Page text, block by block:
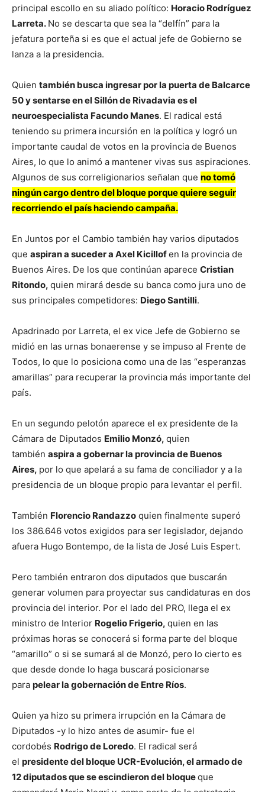
principal escollo en su aliado político: Horacio Rodríguez
Larreta. No se descarta que sea la “delfín” para la
jefatura porteña si es que el actual jefe de Gobierno se
lanza a la presidencia.
Quien también busca ingresar por la puerta de Balcarce
50 y sentarse en el Sillón de Rivadavia es el
neuroespecialista Facundo Manes. El radical está
teniendo su primera incursión en la política y logró un
importante caudal de votos en la provincia de Buenos
Aires, lo que lo animó a mantener vivas sus aspiraciones.
Algunos de sus correligionarios señalan que no tomó
ningún cargo dentro del bloque porque quiere seguir
recorriendo el país haciendo campaña.
En Juntos por el Cambio también hay varios diputados
que aspiran a suceder a Axel Kicillofen la provincia de
Buenos Aires. De los que continúan aparece Cristian
Ritondo, quien mirará desde su banca como jura uno de
sus principales competidores: Diego Santilli.
Apadrinado por Larreta, el ex vice Jefe de Gobierno se
midió en las urnas bonaerense y se impuso al Frente de
Todos, lo que lo posiciona como una de las “esperanzas
amarillas” para recuperar la provincia más importante del
país.
En un segundo pelotón aparece el ex presidente de la
Cámara de Diputados Emilio Monzó, quien
también aspira a gobernar la provincia de Buenos
Aires, por lo que apelará a su fama de conciliador y a la
presidencia de un bloque propio para levantar el perfil.
También Florencio Randazzo quien finalmente superó
los 386.646 votos exigidos para ser legislador, dejando
afuera Hugo Bontempo, de la lista de José Luis Espert.
Pero también entraron dos diputados que buscarán
generar volumen para proyectar sus candidaturas en dos
provincia del interior. Por el lado del PRO, llega el ex
ministro de Interior Rogelio Frigerio, quien en las
próximas horas se conocerá si forma parte del bloque
“amarillo” o si se sumará al de Monzó, pero lo cierto es
que desde donde lo haga buscará posicionarse
para pelear la gobernación de Entre Ríos.
Quien ya hizo su primera irrupción en la Cámara de
Diputados -y lo hizo antes de asumir- fue el
cordobés Rodrigo de Loredo. El radical será
el presidente del bloque UCR-Evolución, el armado de
12 diputados que se escindieron del bloqueque